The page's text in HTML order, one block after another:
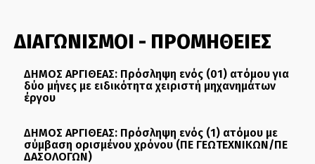
ΔΙΑΓΩΝΙΣΜΟΙ - ΠΡΟΜΗΘΕΙΕΣ
ΔΗΜΟΣ ΑΡΓΙΘΕΑΣ: Πρόσληψη ενός (01) ατόμου για
δύο μήνες με ειδικότητα χειριστή μηχανημάτων
έργου
ΔΗΜΟΣ ΑΡΓΙΘΕΑΣ: Πρόσληψη ενός (1) ατόμου με
σύμβαση ορισμένου χρόνου (ΠΕ ΓΕΩΤΕΧΝΙΚΩΝ/ΠΕ
ΔΑΣΟΛΟΓΩΝ)